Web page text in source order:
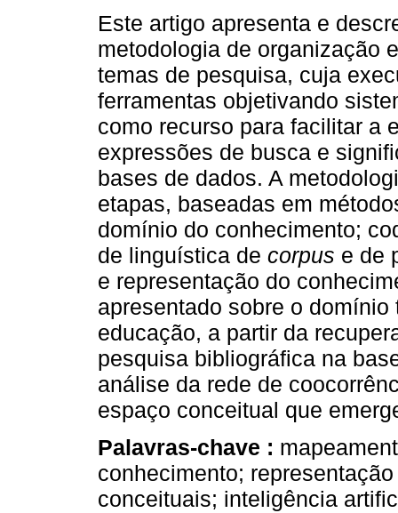
Este artigo apresenta e
metodologia de organização
temas de pesquisa, cuja
ferramentas objetivando
como recurso para facilitar a
expressões de busca e
bases de dados. A
etapas, baseadas em
domínio do conhecimento;
de linguística de corpus e de
e representação do
apresentado sobre o
educação, a partir da
pesquisa bibliográfica na
análise da rede de
espaço conceitual que
Palavras-chave :
conhecimento;
conceituais; inteligência